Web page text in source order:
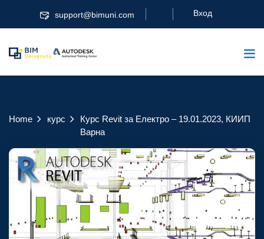
support@bimuni.com Вход
Home курс
Курс Revit за Електро – 19.01.2023, КИИП
Варна
Курс Revit за
Електро – 19.01.2023,
КИИП Варна